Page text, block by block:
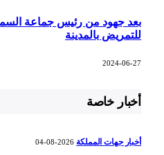
بعد جهود من رئيس جماعة
للتمريض بالمدينة
2024-06-27
أخبار خاصة
أخبار جهات المملكة 2026-08-04